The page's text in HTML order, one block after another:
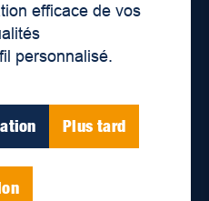
efficace de vos
personnalisé.
Plus tard